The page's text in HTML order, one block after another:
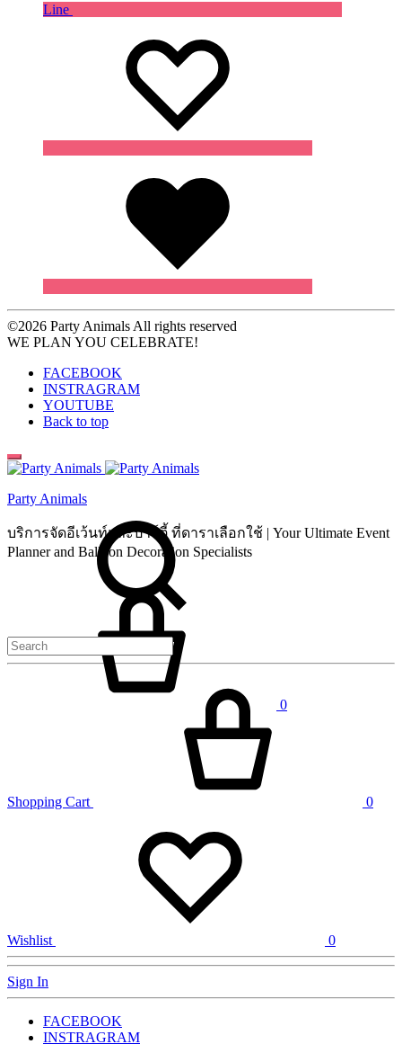
Line
©2026 Party Animals All rights reserved
WE PLAN YOU CELEBRATE!
FACEBOOK
INSTRAGRAM
YOUTUBE
Back to top
Party Animals
บริการจัดอีเว้นท์และปาร์ตี้ ที่ดาราเลือกใช้ | Your Ultimate Event
Planner and Balloon Decoration Specialists
0
Search
Shopping Cart 0
Wishlist 0
Sign In
FACEBOOK
INSTRAGRAM